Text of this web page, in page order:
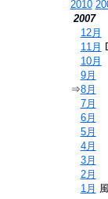
2010
2007
12月
11月
10月
9月
⇒8月
7月
6月
5月
4月
3月
2月
1月